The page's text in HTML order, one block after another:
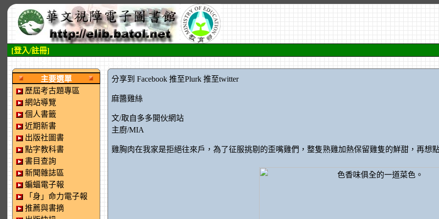
[登入/註冊]
主要選單
歷屆考古題專區
網站導覽
個人書籤
近期新書
出版社圖書
點字教科書
書目查詢
新聞雜誌區
蝙蝠電子報
「身」命力電子報
推薦與書摘
分享到 Facebook 推至Plurk 推至twitter
麻醬雞絲
文/取自多多開伙網站
主廚/MIA
雞胸肉在我家是拒絕往來戶，為了征服挑剔的歪嘴雞們，整隻熟雞加熱保留雞隻的鮮甜，再想